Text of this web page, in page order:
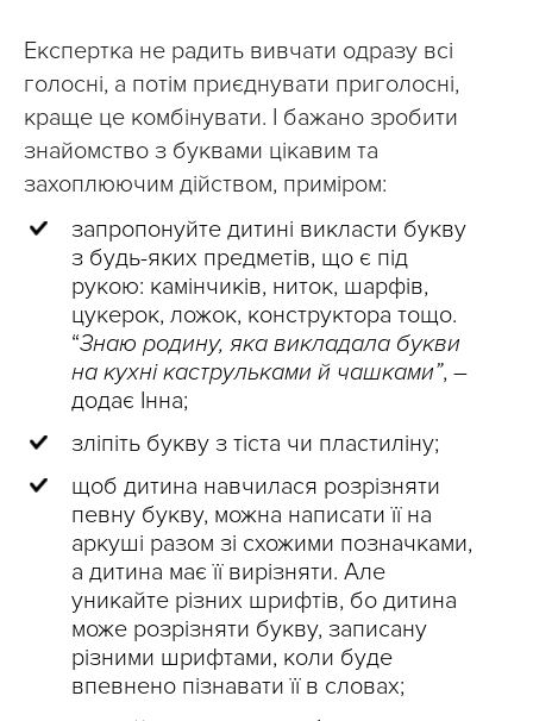
Експертка не радить вивчати одразу всі
голосні, а потім приєднувати приголосні,
краще це комбінувати. І бажано зробити
знайомство з буквами цікавим та
захоплюючим дійством, приміром:
запропонуйте дитині викласти букву
з будь-яких предметів, що є під
рукою: камінчиків, ниток, шарфів,
цукерок, ложок, конструктора тощо.
“Знаю родину, яка викладала букви
на кухні каструльками й чашками”, –
додає Інна;
зліпіть букву з тіста чи пластиліну;
щоб дитина навчилася розрізняти
певну букву, можна написати її на
аркуші разом зі схожими позначками,
а дитина має її вирізняти. Але
уникайте різних шрифтів, бо дитина
може розрізняти букву, записану
різними шрифтами, коли буде
впевнено пізнавати її в словах;